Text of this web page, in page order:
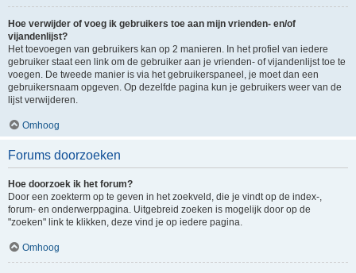
Hoe verwijder of voeg ik gebruikers toe aan mijn vrienden- en/of
vijandenlijst?
Het toevoegen van gebruikers kan op 2 manieren. In het profiel van iedere
gebruiker staat een link om de gebruiker aan je vrienden- of vijandenlijst toe te
voegen. De tweede manier is via het gebruikerspaneel, je moet dan een
gebruikersnaam opgeven. Op dezelfde pagina kun je gebruikers weer van de
lijst verwijderen.
Omhoog
Forums doorzoeken
Hoe doorzoek ik het forum?
Door een zoekterm op te geven in het zoekveld, die je vindt op de index-,
forum- en onderwerppagina. Uitgebreid zoeken is mogelijk door op de
"zoeken" link te klikken, deze vind je op iedere pagina.
Omhoog